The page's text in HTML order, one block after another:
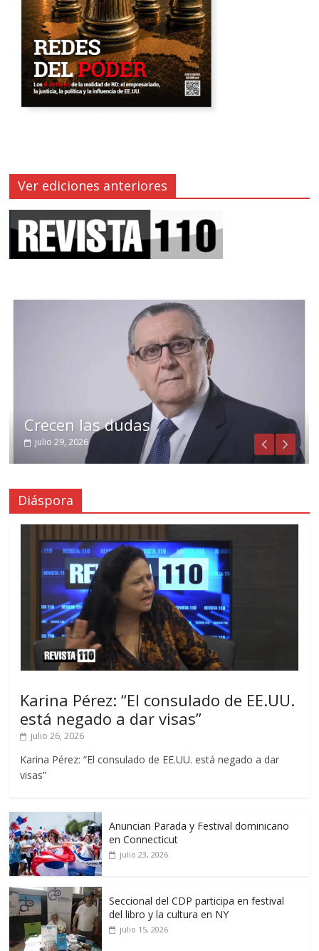
Ver ediciones anteriores
Crecen las dudas
julio 29, 2026
Diáspora
Karina Pérez: “El consulado de EE.UU.
está negado a dar visas”
julio 26, 2026
Karina Pérez: “El consulado de EE.UU. está negado a dar
visas”
Anuncian Parada y Festival dominicano
en Connecticut
julio 23, 2026
Seccional del CDP participa en festival
del libro y la cultura en NY
julio 15, 2026